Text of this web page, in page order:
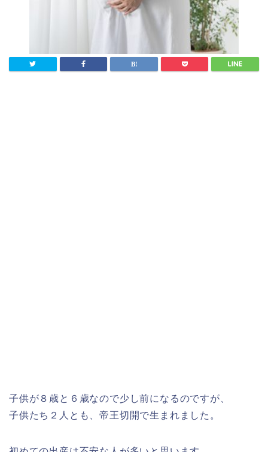
子供が８歳と６歳なので少し前になるのですが、
子供たち２人とも、帝王切開で生まれました。